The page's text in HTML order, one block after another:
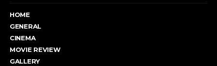
HOME
GENERAL
CINEMA
MOVIE REVIEW
GALLERY